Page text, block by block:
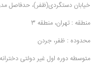
خیابان دستگردی(ظفر)، حدفاصل
منطقه : تهران، منطقه 3
محدوده : ظفر، جردن
متوسطه دوره اول غیر دولتی دخترانه